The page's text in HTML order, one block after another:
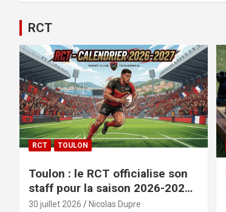
RCT
RCT TOULON
Toulon : le RCT officialise son
staff pour la saison 2026-2027+
le calendrier
30 juillet 2026 Nicolas Dupre